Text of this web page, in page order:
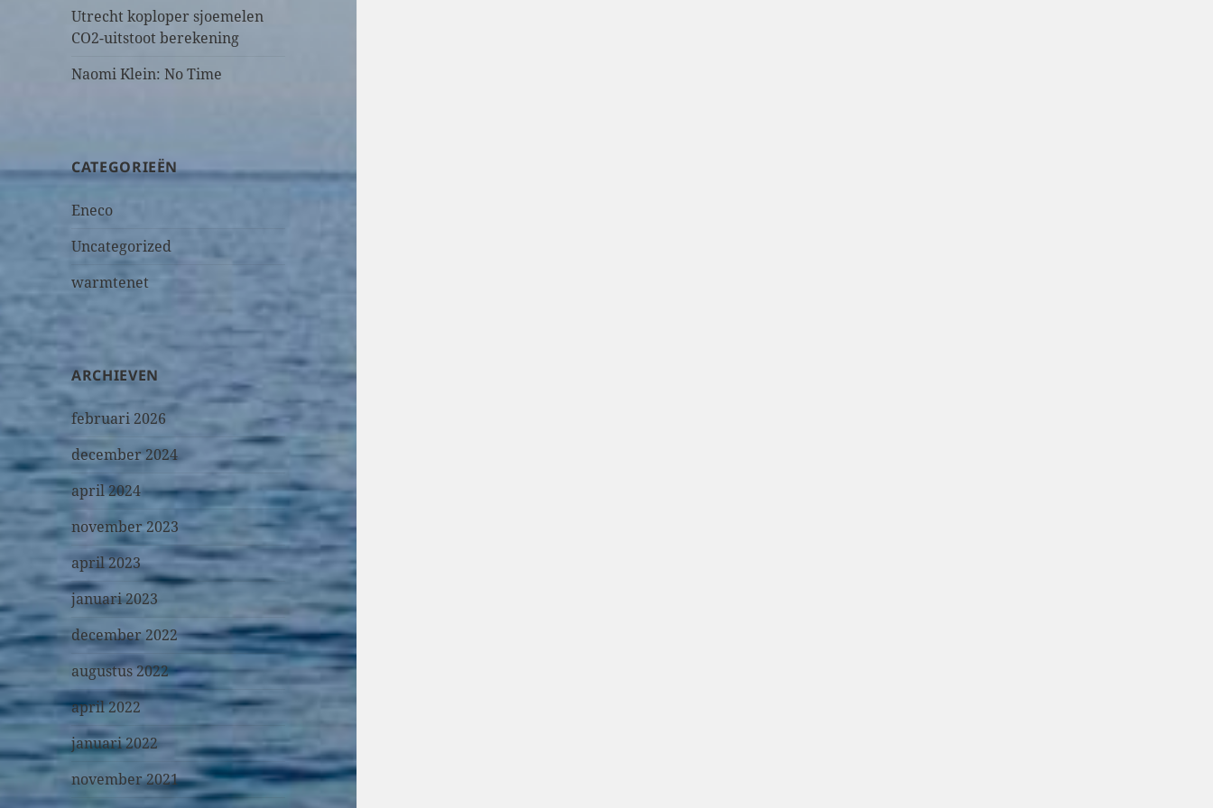
Utrecht koploper sjoemelen
CO2-uitstoot berekening
Naomi Klein: No Time
CATEGORIEËN
Eneco
Uncategorized
warmtenet
ARCHIEVEN
februari 2026
december 2024
april 2024
november 2023
april 2023
januari 2023
december 2022
augustus 2022
april 2022
januari 2022
november 2021